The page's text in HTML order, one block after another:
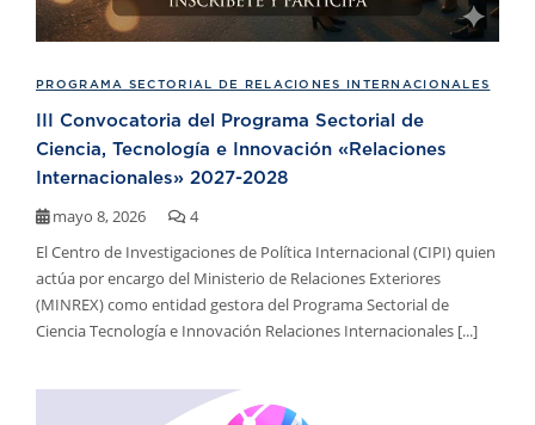
PROGRAMA SECTORIAL DE RELACIONES INTERNACIONALES
III Convocatoria del Programa Sectorial de
Ciencia, Tecnología e Innovación «Relaciones
Internacionales» 2027-2028
mayo 8, 2026
4
El Centro de Investigaciones de Política Internacional (CIPI) quien
actúa por encargo del Ministerio de Relaciones Exteriores
(MINREX) como entidad gestora del Programa Sectorial de
Ciencia Tecnología e Innovación Relaciones Internacionales [...]